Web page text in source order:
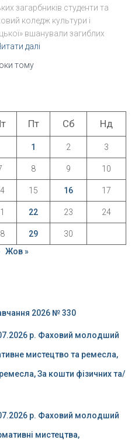
загарбників студенти та
коледж культури і
вшанували загиблих
далі
тому
Пт Сб Нд
1 2 3
8 9 10
15 16 17
22 23 24
29
30
Жов »
2026 № 330
р. Фаховий молодший
мистецтво та ремесла,
За кошти фізичних та/
р. Фаховий молодший
мистецтва,